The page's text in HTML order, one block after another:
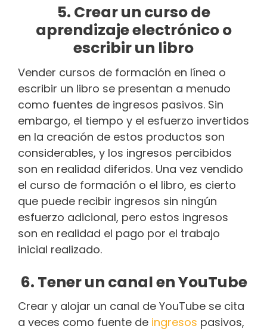
5. Crear un curso de
aprendizaje electrónico o
escribir un libro
Vender cursos de formación en línea o
escribir un libro se presentan a menudo
como fuentes de ingresos pasivos. Sin
embargo, el tiempo y el esfuerzo invertidos
en la creación de estos productos son
considerables, y los ingresos percibidos
son en realidad diferidos. Una vez vendido
el curso de formación o el libro, es cierto
que puede recibir ingresos sin ningún
esfuerzo adicional, pero estos ingresos
son en realidad el pago por el trabajo
inicial realizado.
6. Tener un canal en YouTube
Crear y alojar un canal de YouTube se cita
a veces como fuente de ingresos pasivos,